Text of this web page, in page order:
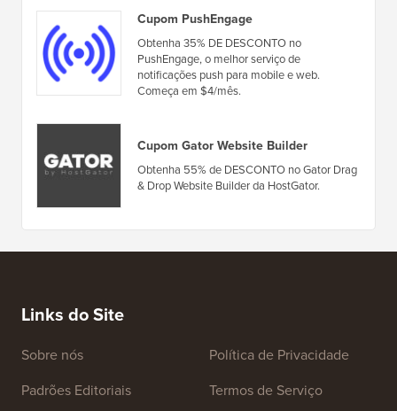
Cupom PushEngage
Obtenha 35% DE DESCONTO no
PushEngage, o melhor serviço de
notificações push para mobile e web.
Começa em $4/mês.
Cupom Gator Website Builder
Obtenha 55% de DESCONTO no Gator Drag
& Drop Website Builder da HostGator.
Links do Site
Sobre nós
Padrões Editoriais
Política de Privacidade
Termos de Serviço